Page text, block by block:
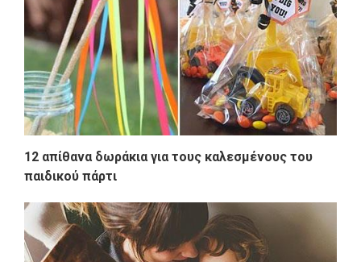
12 απίθανα δωράκια για τους καλεσμένους του
παιδικού πάρτι